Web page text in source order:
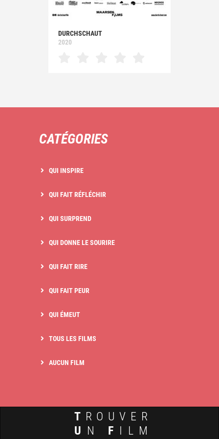
DURCHSCHAUT
2020
CATÉGORIES
QUI INSPIRE
QUI FAIT RÉFLÉCHIR
QUI SURPREND
QUI DONNE LE SOURIRE
QUI FAIT RIRE
QUI FAIT PEUR
QUI ÉMEUT
TOUS LES FILMS
AUCUN FILM
T ROUVER
U N F ILM